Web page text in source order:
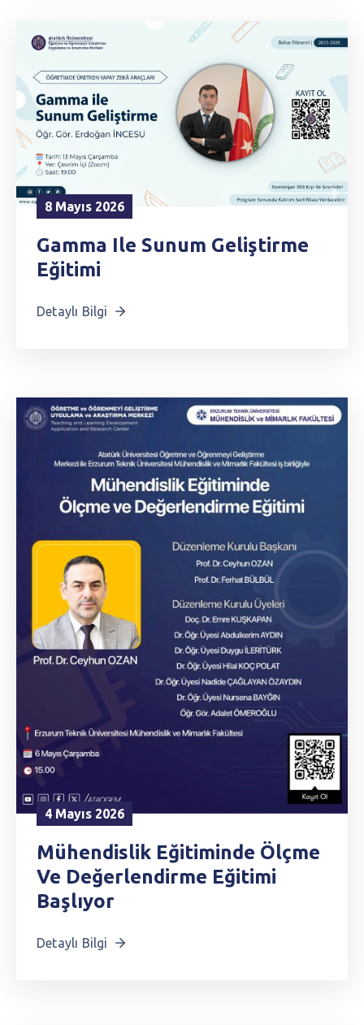
8 Mayıs 2026
Gamma Ile Sunum Geliştirme
Eğitimi
Detaylı Bilgi
4 Mayıs 2026
Mühendislik Eğitiminde Ölçme
Ve Değerlendirme Eğitimi
Başlıyor
Detaylı Bilgi